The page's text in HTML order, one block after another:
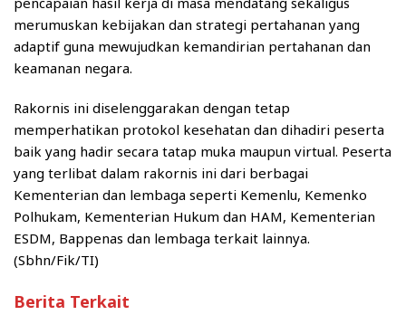
merumuskan kebijakan dan strategi pertahanan yang
adaptif guna mewujudkan kemandirian pertahanan dan
keamanan negara.
Rakornis ini diselenggarakan dengan tetap
memperhatikan protokol kesehatan dan dihadiri peserta
baik yang hadir secara tatap muka maupun virtual. Peserta
yang terlibat dalam rakornis ini dari berbagai
Kementerian dan lembaga seperti Kemenlu, Kemenko
Polhukam, Kementerian Hukum dan HAM, Kementerian
ESDM, Bappenas dan lembaga terkait lainnya.
(Sbhn/Fik/TI)
Berita Terkait